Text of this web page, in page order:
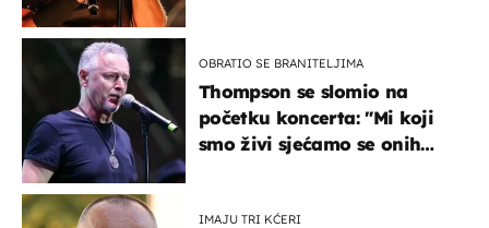
OBRATIO SE BRANITELJIMA
Thompson se slomio na
početku koncerta: "Mi koji
smo živi sjećamo se onih
IMAJU TRI KĆERI